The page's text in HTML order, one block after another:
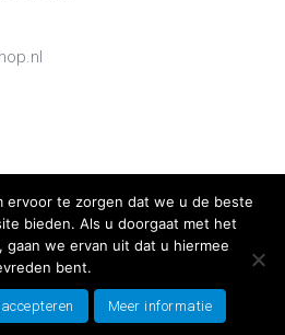
voorwaarden-Sitemap
door Best4u Group B.V.
ervoor te zorgen dat we u de beste
bieden. Als u doorgaat met het
gaan we ervan uit dat u hiermee
bent.
Meer informatie